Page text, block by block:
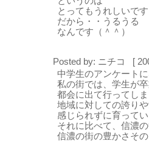
とってもうれしいで
だから・・うるうる
なんです（＾＾）
Posted by: ニチコ [
中学生のアンケート
私の街では、学生が
都会に出て行ってし
地域に対しての誇り
感じられずに育って
それに比べて、信濃
信濃の街の豊かさそ